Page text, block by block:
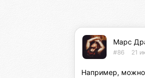
Марс
#86 21
Например, можно